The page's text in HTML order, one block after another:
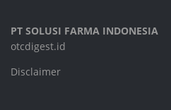
PT SOLUSI FARMA INDONESIA
otcdigest.id
Disclaimer